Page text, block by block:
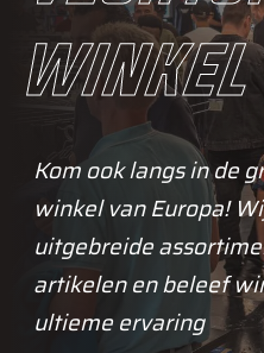
winkel
Kom ook langs in de
winkel van Europa!
uitgebreide
artikelen en beleef
ultieme ervaring